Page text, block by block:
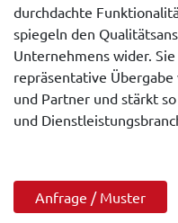
durchdachte
spiegeln den
Unternehmens wider.
repräsentative
und Partner und stärkt
und
Anfrage / Muster